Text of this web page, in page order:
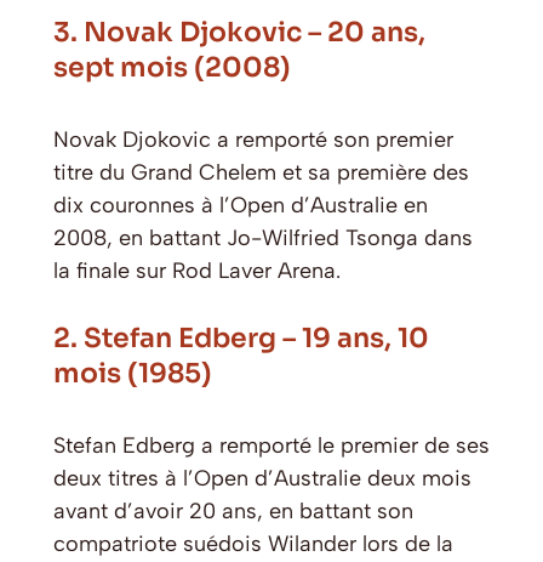
3. Novak Djokovic – 20 ans,
sept mois (2008)
Novak Djokovic a remporté son premier
titre du Grand Chelem et sa première des
dix couronnes à l’Open d’Australie en
2008, en battant Jo-Wilfried Tsonga dans
la finale sur Rod Laver Arena.
2. Stefan Edberg – 19 ans, 10
mois (1985)
Stefan Edberg a remporté le premier de ses
deux titres à l’Open d’Australie deux mois
avant d’avoir 20 ans, en battant son
compatriote suédois Wilander lors de la